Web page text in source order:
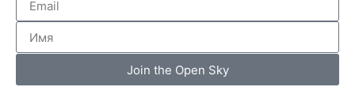
Join the Open Sky